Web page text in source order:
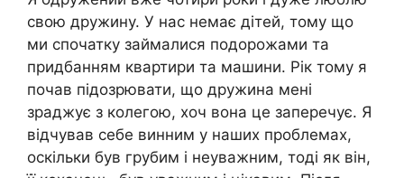
свою дружину. У нас немає дітей, тому що
ми спочатку займалися подорожами та
придбанням квартири та машини. Рік тому я
почав підозрювати, що дружина мені
зраджує з колегою, хоч вона це заперечує. Я
відчував себе винним у наших проблемах,
оскільки був грубим і неуважним, тоді як він,